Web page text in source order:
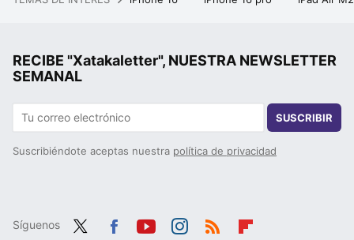
RECIBE "Xatakaletter", NUESTRA NEWSLETTER
SEMANAL
SUSCRIBIR
Suscribiéndote aceptas nuestra política de privacidad
Síguenos